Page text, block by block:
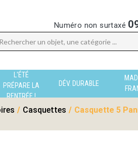
Numéro non surtaxé
L'ÉTÉ
PRÉPARE LA
RENTRÉE !
DÉV. DURABLE
/ Casquettes / Casquette 5